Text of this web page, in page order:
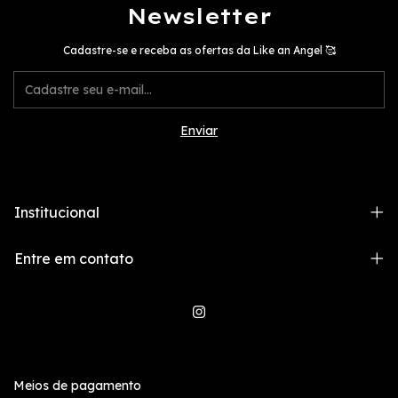
Newsletter
Cadastre-se e receba as ofertas da Like an Angel 🥰
Institucional
Entre em contato
Meios de pagamento